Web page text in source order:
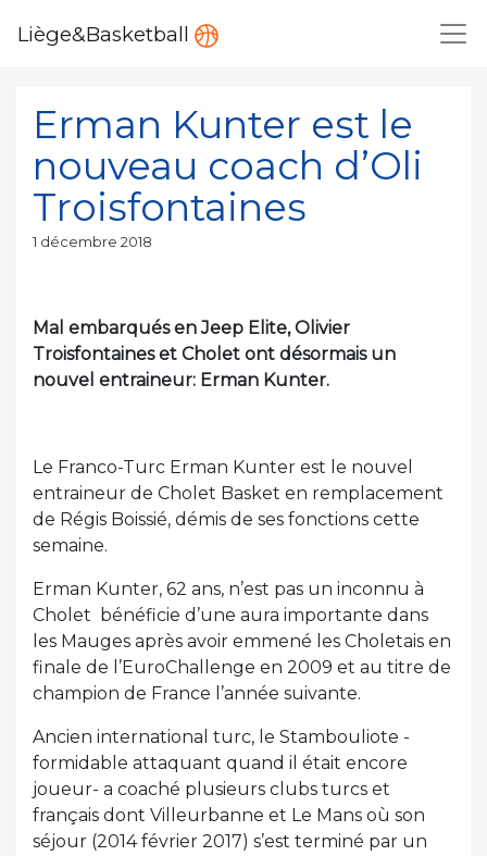
Liège&Basketball
Erman Kunter est le
nouveau coach d’Oli
Troisfontaines
Publié
1 décembre 2018
Mal embarqués en Jeep Elite, Olivier
Troisfontaines et Cholet ont désormais un
nouvel entraineur: Erman Kunter.
Le Franco-Turc Erman Kunter est le nouvel
entraineur de Cholet Basket en remplacement
de Régis Boissié, démis de ses fonctions cette
semaine.
Erman Kunter, 62 ans, n’est pas un inconnu à
Cholet bénéficie d’une aura importante dans
les Mauges après avoir emmené les Choletais en
finale de l’EuroChallenge en 2009 et au titre de
champion de France l’année suivante.
Ancien international turc, le Stambouliote -
formidable attaquant quand il était encore
joueur- a coaché plusieurs clubs turcs et
français dont Villeurbanne et Le Mans où son
séjour (2014 février 2017) s’est terminé par un